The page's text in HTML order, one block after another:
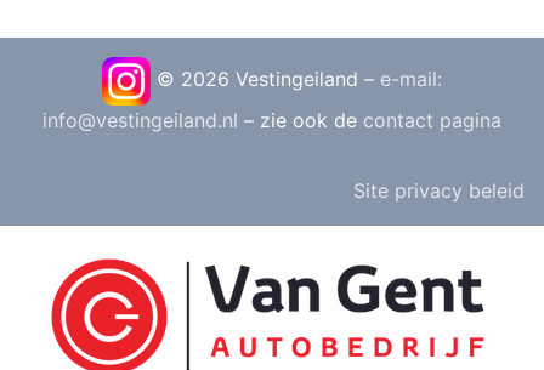
© 2026 Vestingeiland – e-mail:
info@vestingeiland.nl – zie ook de contact pagina
Site privacy beleid